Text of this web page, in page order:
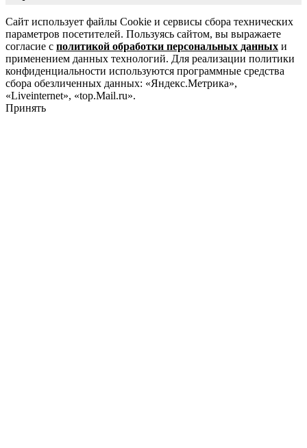
Сайт использует файлы Cookie и сервисы сбора технических
параметров посетителей. Пользуясь сайтом, вы выражаете
согласие с политикой обработки персональных данных и
применением данных технологий. Для реализации политики
конфиденциальности используются программные средства
сбора обезличенных данных: «Яндекс.Метрика»,
«Liveinternet», «top.Mail.ru».
Принять